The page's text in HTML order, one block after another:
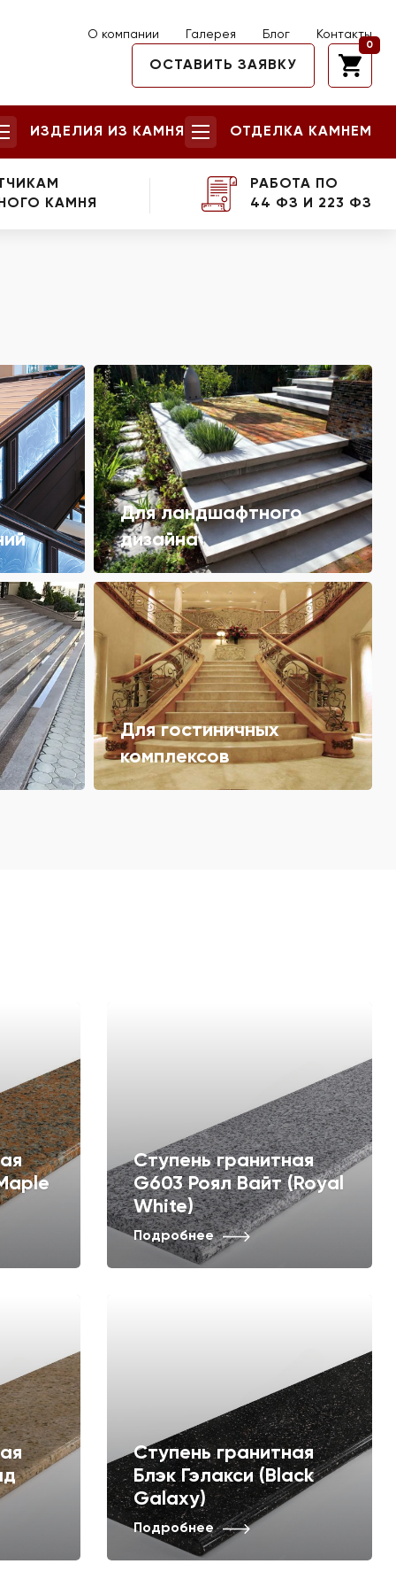
О компании Галерея Блог Контакты
ОСТАВИТЬ ЗАЯВКУ
0
ИЗДЕЛИЯ ИЗ КАМНЯ ОТДЕЛКА КАМНЕМ
КАМНЯ
РАБОТА ПО
44 ФЗ И 223 ФЗ
Для ландшафтного
дизайна
Для гостиничных
комплексов
Ступень гранитная
G603 Роял Вайт (Royal
White)
Подробнее
Ступень гранитная
Блэк Гэлакси (Black
Galaxy)
Подробнее